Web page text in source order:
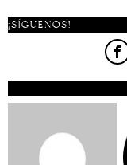
¡SÍGUENOS!